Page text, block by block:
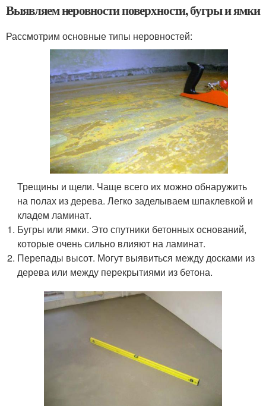
Выявляем неровности поверхности, бугры и ямки
Рассмотрим основные типы неровностей:
Трещины и щели. Чаще всего их можно обнаружить
на полах из дерева. Легко заделываем шпаклевкой и
кладем ламинат.
Бугры или ямки. Это спутники бетонных оснований,
которые очень сильно влияют на ламинат.
Перепады высот. Могут выявиться между досками из
дерева или между перекрытиями из бетона.